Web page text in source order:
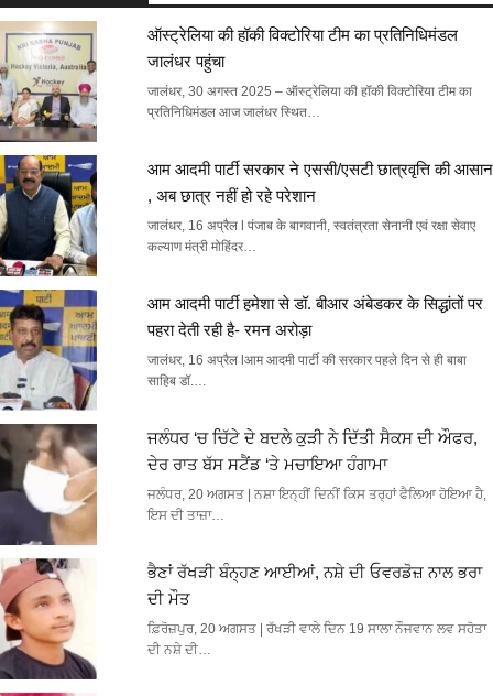
ऑस्ट्रेलिया की हॉकी विक्टोरिया टीम का प्रतिनिधिमंडल
जालंधर पहुंचा
जालंधर, 30 अगस्त 2025 – ऑस्ट्रेलिया की हॉकी विक्टोरिया टीम का
प्रतिनिधिमंडल आज जालंधर स्थित…
आम आदमी पार्टी सरकार ने एससी/एसटी छात्रवृत्ति की आसान
, अब छात्र नहीं हो रहे परेशान
जालंधर, 16 अप्रैल l पंजाब के बागवानी, स्वतंत्रता सेनानी एवं रक्षा सेवाए
कल्याण मंत्री मोहिंदर…
आम आदमी पार्टी हमेशा से डॉ. बीआर अंबेडकर के सिद्धांतों पर
पहरा देती रही है- रमन अरोड़ा
जालंधर, 16 अप्रैल lआम आदमी पार्टी की सरकार पहले दिन से ही बाबा
साहिब डॉ.…
ਜਲੰਧਰ ‘ਚ ਚਿੱਟੇ ਦੇ ਬਦਲੇ ਕੁੜੀ ਨੇ ਦਿੱਤੀ ਸੈਕਸ ਦੀ ਔਫਰ,
ਦੇਰ ਰਾਤ ਬੱਸ ਸਟੈਂਡ ‘ਤੇ ਮਚਾਇਆ ਹੰਗਾਮਾ
ਜਲੰਧਰ, 20 ਅਗਸਤ | ਨਸ਼ਾ ਇਨ੍ਹੀਂ ਦਿਨੀਂ ਕਿਸ ਤਰ੍ਹਾਂ ਫੈਲਿਆ ਹੋਇਆ ਹੈ,
ਇਸ ਦੀ ਤਾਜ਼ਾ…
ਭੈਣਾਂ ਰੱਖੜੀ ਬੰਨ੍ਹਣ ਆਈਆਂ, ਨਸ਼ੇ ਦੀ ਓਵਰਡੋਜ਼ ਨਾਲ ਭਰਾ
ਦੀ ਮੌਤ
ਫ਼ਿਰੋਜ਼ਪੁਰ, 20 ਅਗਸਤ | ਰੱਖੜੀ ਵਾਲੇ ਦਿਨ 19 ਸਾਲਾ ਨੌਜਵਾਨ ਲਵ ਸਹੋਤਾ
ਦੀ ਨਸ਼ੇ ਦੀ…